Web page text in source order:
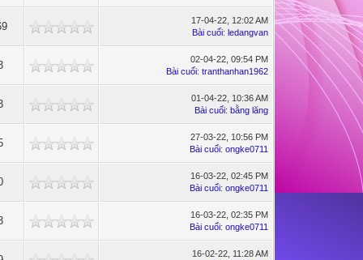
17-04-22, 12:02 AM
Bài cuối:ledangvan
02-04-22, 09:54 PM
Bài cuối:tranthanhan1962
01-04-22, 10:36 AM
Bài cuối:bằng lăng
27-03-22, 10:56 PM
Bài cuối:ongke0711
16-03-22, 02:45 PM
Bài cuối:ongke0711
16-03-22, 02:35 PM
Bài cuối:ongke0711
16-02-22, 11:28 AM